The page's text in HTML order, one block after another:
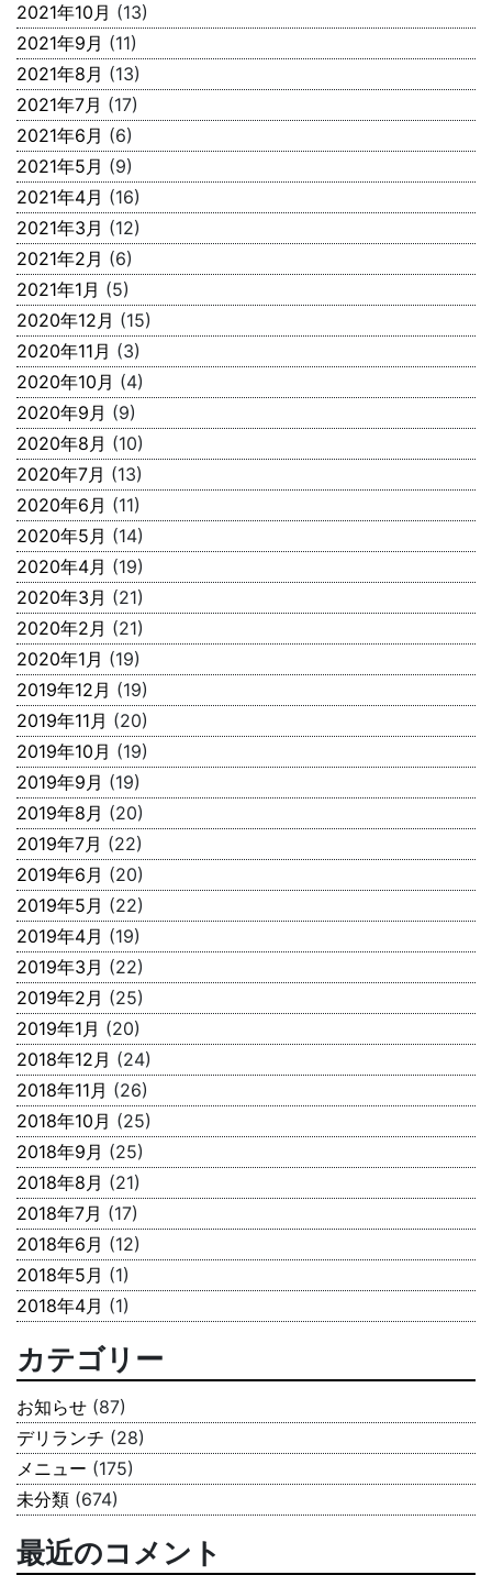
2021年10月 (13)
2021年9月 (11)
2021年8月 (13)
2021年7月 (17)
2021年6月 (6)
2021年5月 (9)
2021年4月 (16)
2021年3月 (12)
2021年2月 (6)
2021年1月 (5)
2020年12月 (15)
2020年11月 (3)
2020年10月 (4)
2020年9月 (9)
2020年8月 (10)
2020年7月 (13)
2020年6月 (11)
2020年5月 (14)
2020年4月 (19)
2020年3月 (21)
2020年2月 (21)
2020年1月 (19)
2019年12月 (19)
2019年11月 (20)
2019年10月 (19)
2019年9月 (19)
2019年8月 (20)
2019年7月 (22)
2019年6月 (20)
2019年5月 (22)
2019年4月 (19)
2019年3月 (22)
2019年2月 (25)
2019年1月 (20)
2018年12月 (24)
2018年11月 (26)
2018年10月 (25)
2018年9月 (25)
2018年8月 (21)
2018年7月 (17)
2018年6月 (12)
2018年5月 (1)
2018年4月 (1)
カテゴリー
お知らせ (87)
デリランチ (28)
メニュー (175)
未分類 (674)
最近のコメント